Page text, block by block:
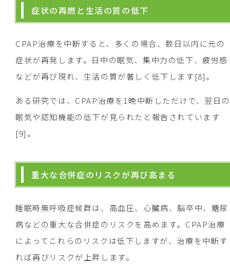
症状の再燃と生活の質の低下
CPAP治療を中断すると、多くの場合、数日以内に元の
症状が再発します。日中の眠気、集中力の低下、疲労感
などが再び現れ、生活の質が著しく低下します[8]。
ある研究では、CPAP治療を1晩中断しただけで、翌日の
眠気や認知機能の低下が見られたと報告されています
[9]。
重大な合併症のリスクが再び高まる
睡眠時無呼吸症候群は、高血圧、心臓病、脳卒中、糖尿
病などの重大な合併症のリスクを高めます。CPAP治療
によってこれらのリスクは低下しますが、治療を中断す
れば再びリスクが上昇します。